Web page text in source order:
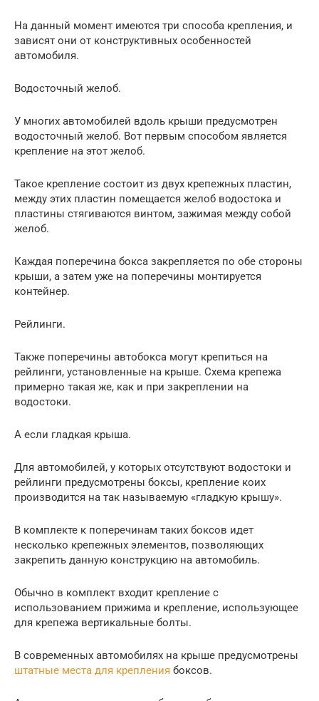
На данный момент имеются три способа крепления, и
зависят они от конструктивных особенностей
автомобиля.
Водосточный желоб.
У многих автомобилей вдоль крыши предусмотрен
водосточный желоб. Вот первым способом является
крепление на этот желоб.
Такое крепление состоит из двух крепежных пластин,
между этих пластин помещается желоб водостока и
пластины стягиваются винтом, зажимая между собой
желоб.
Каждая поперечина бокса закрепляется по обе стороны
крыши, а затем уже на поперечины монтируется
контейнер.
Рейлинги.
Также поперечины автобокса могут крепиться на
рейлинги, установленные на крыше. Схема крепежа
примерно такая же, как и при закреплении на
водостоки.
А если гладкая крыша.
Для автомобилей, у которых отсутствуют водостоки и
рейлинги предусмотрены боксы, крепление коих
производится на так называемую «гладкую крышу».
В комплекте к поперечинам таких боксов идет
несколько крепежных элементов, позволяющих
закрепить данную конструкцию на автомобиль.
Обычно в комплект входит крепление с
использованием прижима и крепление, использующее
для крепежа вертикальные болты.
В современных автомобилях на крыше предусмотрены
штатные места для крепления боксов.